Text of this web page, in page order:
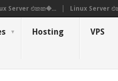
Server එකක�... Linux Server
Hosting VPS